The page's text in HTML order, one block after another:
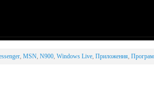
, MSN, N900, Windows Live, Приложения,